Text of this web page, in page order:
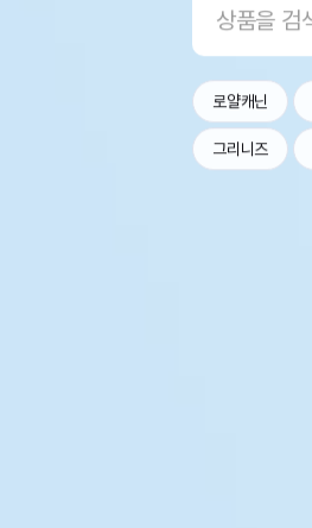
로얄캐닌
그리니즈